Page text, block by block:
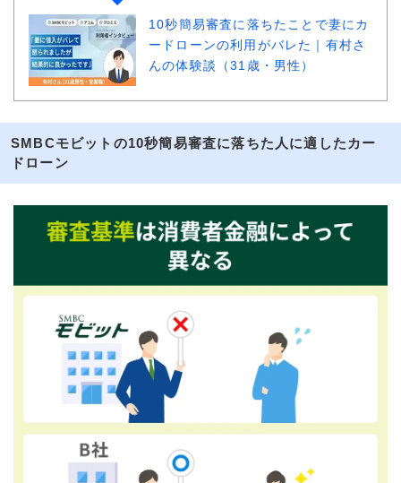
10秒簡易審査に落ちたことで妻にカ
ードローンの利用がバレた｜有村さ
んの体験談（31歳・男性）
SMBCモビットの10秒簡易審査に落ちた人に適したカー
ドローン